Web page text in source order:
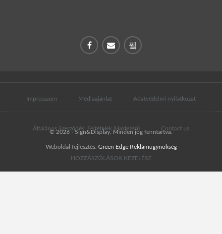
Impresszum Médiaajánlat Adatvédelmi nyilatkozat
Általános Szerződési Feltételek (Hirdetési) Contact us
HOZZÁSZÓLÁSOK KEZELÉSE
© 2026 - Sign&Display. Minden jog fenntartva.
Weboldal fejlesztés: Green Edge Reklámügynökség